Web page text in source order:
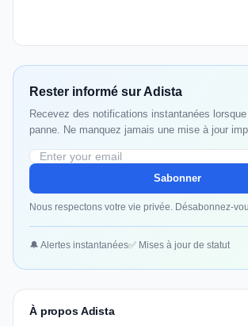
Rester informé sur Adista
Recevez des notifications instantanées
panne. Ne manquez jamais une mise à jour
Sabonner
Nous respectons votre vie privée. Désabonnez-
🔔 Alertes instantanées✅ Mises à jour de statut
À propos Adista